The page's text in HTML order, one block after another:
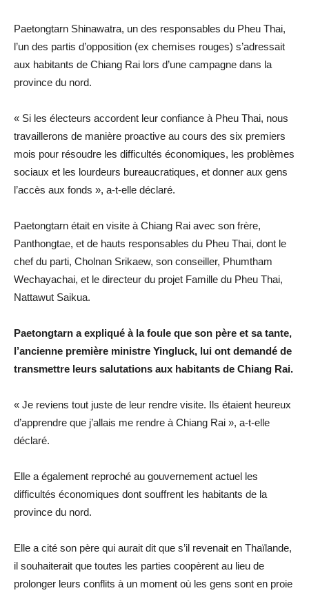
Paetongtarn Shinawatra, un des responsables du Pheu Thai,
l’un des partis d’opposition (ex chemises rouges) s’adressait
aux habitants de Chiang Rai lors d’une campagne dans la
province du nord.
« Si les électeurs accordent leur confiance à Pheu Thai, nous
travaillerons de manière proactive au cours des six premiers
mois pour résoudre les difficultés économiques, les problèmes
sociaux et les lourdeurs bureaucratiques, et donner aux gens
l’accès aux fonds », a-t-elle déclaré.
Paetongtarn était en visite à Chiang Rai avec son frère,
Panthongtae, et de hauts responsables du Pheu Thai, dont le
chef du parti, Cholnan Srikaew, son conseiller, Phumtham
Wechayachai, et le directeur du projet Famille du Pheu Thai,
Nattawut Saikua.
Paetongtarn a expliqué à la foule que son père et sa tante,
l’ancienne première ministre Yingluck, lui ont demandé de
transmettre leurs salutations aux habitants de Chiang Rai.
« Je reviens tout juste de leur rendre visite. Ils étaient heureux
d’apprendre que j’allais me rendre à Chiang Rai », a-t-elle
déclaré.
Elle a également reproché au gouvernement actuel les
difficultés économiques dont souffrent les habitants de la
province du nord.
Elle a cité son père qui aurait dit que s’il revenait en Thaïlande,
il souhaiterait que toutes les parties coopèrent au lieu de
prolonger leurs conflits à un moment où les gens sont en proie